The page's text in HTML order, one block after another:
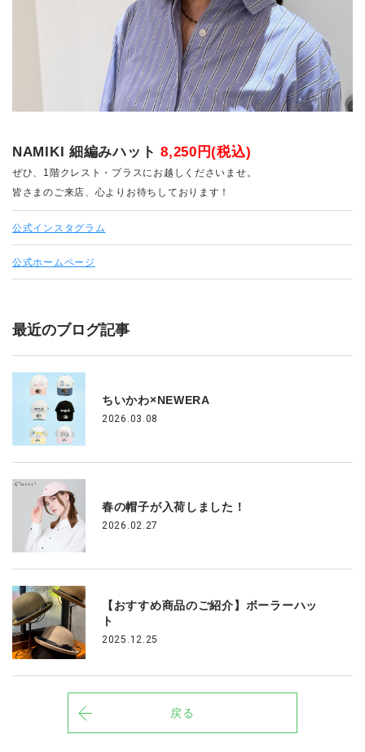
NAMIKI 細編みハット8,250円(税込)
ぜひ、1階クレスト・プラスにお越しくださいませ。
皆さまのご来店、心よりお待ちしております！
公式インスタグラム
公式ホームページ
最近のブログ記事
ちいかわ×NEWERA
2026.03.08
春の帽子が入荷しました！
2026.02.27
【おすすめ商品のご紹介】ボーラーハッ
ト
2025.12.25
戻る